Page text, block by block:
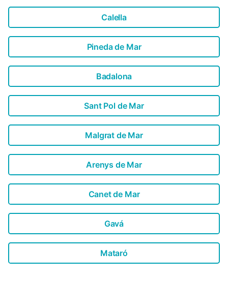
Calella
Pineda de Mar
Badalona
Sant Pol de Mar
Malgrat de Mar
Arenys de Mar
Canet de Mar
Gavá
Mataró